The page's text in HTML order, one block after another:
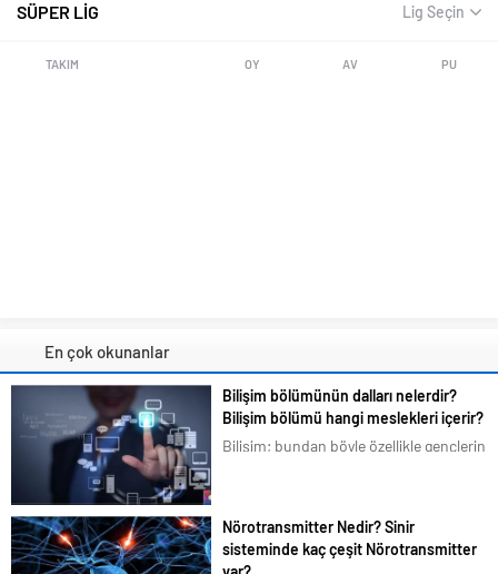
Lig Seçin
SÜPER LİG
TAKIM OY AV PU
En çok okunanlar
Bilişim bölümünün dalları nelerdir?
Bilişim bölümü hangi meslekleri içerir?
Bilişim; bundan böyle özellikle gençlerin
en basit bir şeyi bile akıllı telefonlarımız
üzerindeki uygulamalardan...
Nörotransmitter Nedir? Sinir
sisteminde kaç çeşit Nörotransmitter